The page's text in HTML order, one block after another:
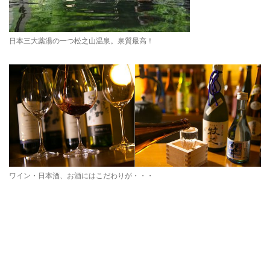
日本三大薬湯の一つ松之山温泉。泉質最高！
ワイン・日本酒、お酒にはこだわりが・・・